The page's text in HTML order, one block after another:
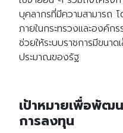
บุคลากรที่มีความสามารถ
ภายในกระทรวงและองค์ก
ช่วยให้ระบบราชการมีขนา
ประมาณของรัฐ
เป้าหมายเพื่อพัฒ
การลงทุน